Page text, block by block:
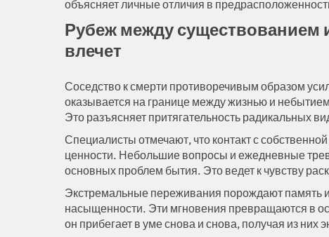
объясняет личные отличия в
Рубеж между существованием
влечет
Соседство к смерти противоречивым образом
оказывается на границе между жизнью и
Это разъясняет притягательность радикальных
Специалисты отмечают, что контакт с
ценности. Небольшие вопросы и ежедневные
основных проблем бытия. Это ведет к чувству
Экстремальные переживания порождают память
насыщенности. Эти мгновения превращаются в
он прибегает в уме снова и снова, получая из